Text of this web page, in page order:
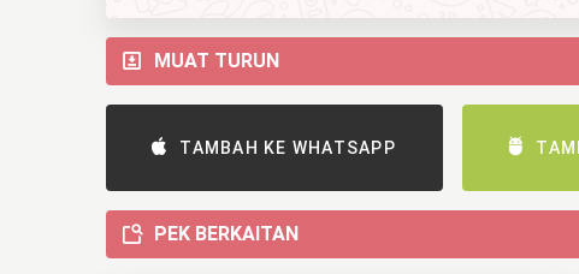
MUAT TURUN
TAMBAH KE WHATSAPP
PEK BERKAITAN